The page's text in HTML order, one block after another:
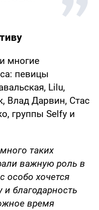
многие
певицы
Lilu,
Влад Дарвин, Стас
группы Selfy и
таких
важную роль в
особо хочется
благодарность
время